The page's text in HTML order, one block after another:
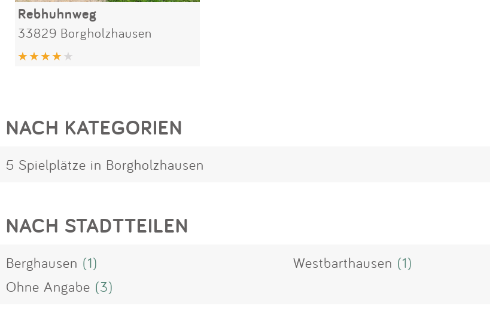
Rebhuhnweg
33829 Borgholzhausen
NACH KATEGORIEN
5 Spielplätze in Borgholzhausen
NACH STADTTEILEN
Berghausen (1) Westbarthausen (1)
Ohne Angabe (3)